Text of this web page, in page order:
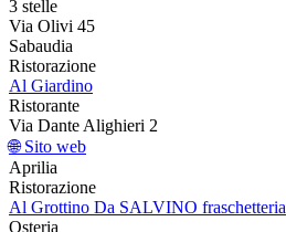
3 stelle
Via Olivi 45
Sabaudia
Ristorazione
Al Giardino
Ristorante
Via Dante Alighieri 2
🌐 Sito web
Aprilia
Ristorazione
Al Grottino Da SALVINO fraschetteria
Osteria